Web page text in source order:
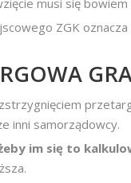
musi się
ZGK
inni samorządowcy.
im się to